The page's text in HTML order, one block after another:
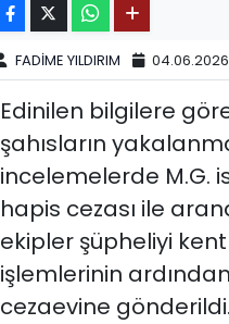
FADİME YILDIRIM 04.06.2026
Edinilen bilgilere
şahısların
incelemelerde M.G.
hapis cezası ile
ekipler şüpheliyi
işlemlerinin
cezaevine gönderildi.